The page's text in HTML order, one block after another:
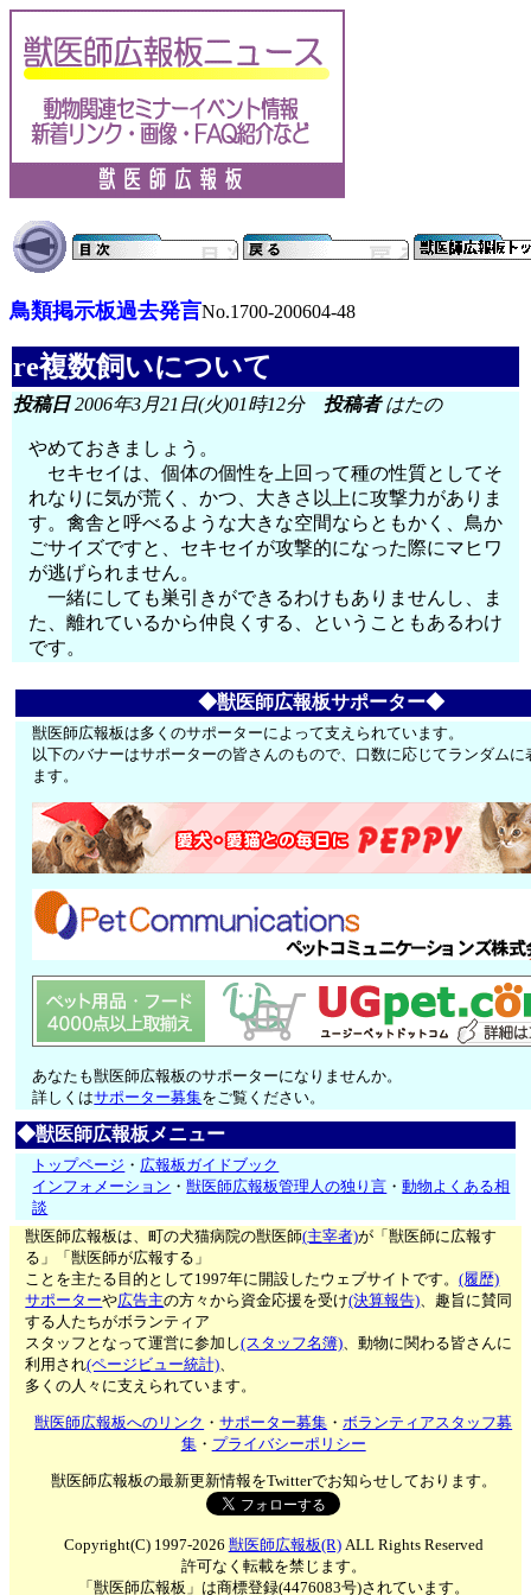
鳥類掲示板過去発言No.1700-200604-48
re複数飼いについて
投稿日2006年3月21日(火)01時12分 投稿者はたの
やめておきましょう。
セキセイは、個体の個性を上回って種の性質としてそ
れなりに気が荒く、かつ、大きさ以上に攻撃力がありま
す。禽舎と呼べるような大きな空間ならともかく、鳥か
ごサイズですと、セキセイが攻撃的になった際にマヒワ
が逃げられません。
一緒にしても巣引きができるわけもありませんし、ま
た、離れているから仲良くする、ということもあるわけ
です。
◆獣医師広報板サポーター◆
獣医師広報板は多くのサポーターによって支えられています。
以下のバナーはサポーターの皆さんのもので、口数に応じてランダムに
ます。
あなたも獣医師広報板のサポーターになりませんか。
詳しくはサポーター募集をご覧ください。
◆獣医師広報板メニュー
トップページ ・ 広報板ガイドブック
インフォメーション ・獣医師広報板管理人の独り言 ・動物よくある相
談
獣医師広報板は、町の犬猫病院の獣医師(主宰者)が「獣医師に広報す
る」「獣医師が広報する」
ことを主たる目的として1997年に開設したウェブサイトです。(履歴)
サポーターや広告主の方々から資金応援を受け(決算報告)、趣旨に賛同
する人たちがボランティア
スタッフとなって運営に参加し(スタッフ名簿)、動物に関わる皆さんに
利用され(ページビュー統計)、
多くの人々に支えられています。
獣医師広報板へのリンク ・サポーター募集 ・ボランティアスタッフ募
集・ プライバシーポリシー
獣医師広報板の最新更新情報をTwitterでお知らせしております。
Copyright(C) 1997-2026 獣医師広報板(R)ALL Rights Reserved
許可なく転載を禁じます。
「獣医師広報板」は商標登録(4476083号)されています。